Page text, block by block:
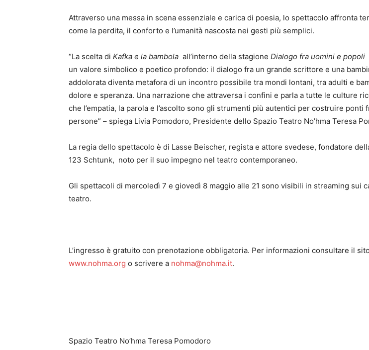
Attraverso una messa in scena essenziale e carica di poesia, lo spettacolo affronta
come la perdita, il conforto e l’umanità nascosta nei gesti più semplici.
“La scelta di Kafka e la bambola all’interno della stagione Dialogo fra uomini e popoli
un valore simbolico e poetico profondo: il dialogo fra un grande scrittore e una
addolorata diventa metafora di un incontro possibile tra mondi lontani, tra adulti e
dolore e speranza. Una narrazione che attraversa i confini e parla a tutte le culture
che l’empatia, la parola e l’ascolto sono gli strumenti più autentici per costruire ponti
persone” – spiega Livia Pomodoro, Presidente dello Spazio Teatro No’hma Teresa
La regia dello spettacolo è di Lasse Beischer, regista e attore svedese, fondatore
123 Schtunk, noto per il suo impegno nel teatro contemporaneo.
Gli spettacoli di mercoledì 7 e giovedì 8 maggio alle 21 sono visibili in streaming sui
teatro.
L’ingresso è gratuito con prenotazione obbligatoria. Per informazioni consultare il sito
www.nohma.org o scrivere a nohma@nohma.it.
Spazio Teatro No’hma Teresa Pomodoro